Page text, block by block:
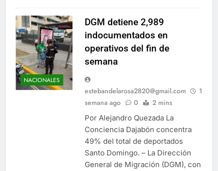
NACIONALES
DGM detiene 2,989
indocumentados en
operativos del fin de
semana
estebandelarosa2820@gmail.com
1
semana ago
0 2 mins
Por Alejandro Quezada La
Conciencia Dajabón concentra
49% del total de deportados
Santo Domingo. – La Dirección
General de Migración (DGM), con